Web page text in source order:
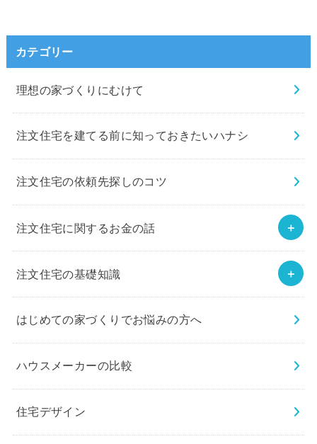
カテゴリー
理想の家づくりにむけて
注文住宅を建てる前に知っておきたいハナシ
注文住宅の依頼先探しのコツ
注文住宅に関するお金の話
注文住宅の基礎知識
はじめての家づくりでお悩みの方へ
ハウスメーカーの比較
住宅デザイン